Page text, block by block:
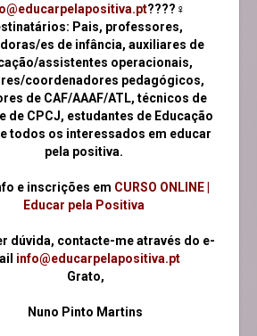
????‍♀️
Pais, professores,
es de infância, auxiliares de
assistentes operacionais,
coordenadores pedagógicos,
de CAF/AAAF/ATL, técnicos de
de CPCJ, estudantes de Educação
e todos os interessados em educar
pela positiva.
e inscrições em CURSO ONLINE |
Educar pela Positiva
dúvida, contacte-me através do e-
info@educarpelapositiva.pt
Grato,
Nuno Pinto Martins